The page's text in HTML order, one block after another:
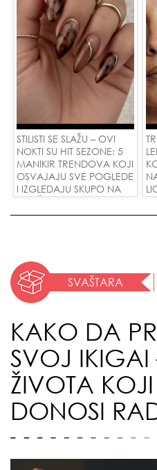
STILISTI SE SLAŽU – OVI
NOKTI SU HIT SEZONE: 5
MANIKIR TRENDOVA KOJI
OSVAJAJU SVE POGLEDE
I IZGLEDAJU SKUPO NA
SVAŠTARA
KAKO DA
SVOJ IKIGAI
ŽIVOTA
DONOSI